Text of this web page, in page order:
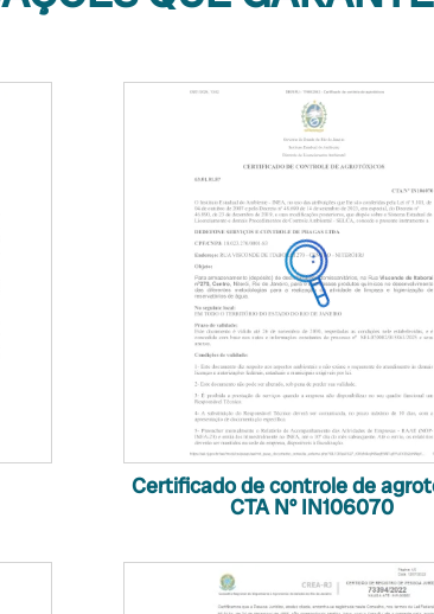
Certificado de controle de
CTA Nº IN106070